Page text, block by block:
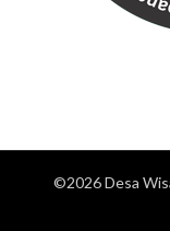
©2026 Desa